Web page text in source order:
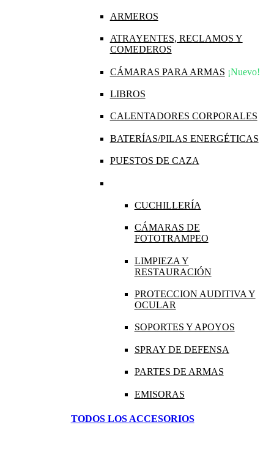
ARMEROS
ATRAYENTES, RECLAMOS Y
COMEDEROS
CÁMARAS PARA ARMAS ¡Nuevo!
LIBROS
CALENTADORES CORPORALES
BATERÍAS/PILAS ENERGÉTICAS
PUESTOS DE CAZA
CUCHILLERÍA
CÁMARAS DE
FOTOTRAMPEO
LIMPIEZA Y
RESTAURACIÓN
PROTECCION AUDITIVA Y
OCULAR
SOPORTES Y APOYOS
SPRAY DE DEFENSA
PARTES DE ARMAS
EMISORAS
TODOS LOS ACCESORIOS